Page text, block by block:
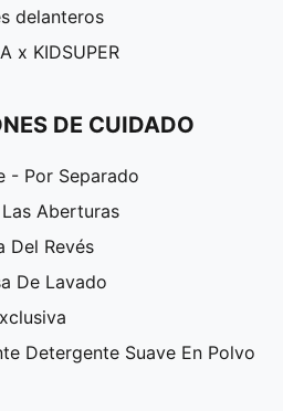
delanteros
x KIDSUPER
DE CUIDADO
- Por Separado
Aberturas
Del Revés
De Lavado
Detergente Suave En Polvo